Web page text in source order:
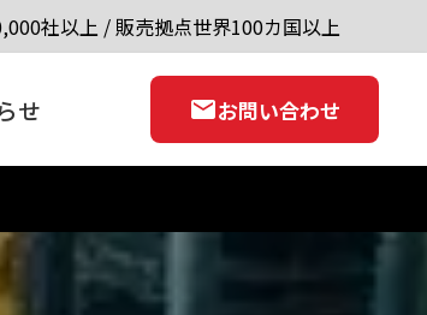
社以上 / 販売拠点世界100カ国以上
せ お問い合わせ